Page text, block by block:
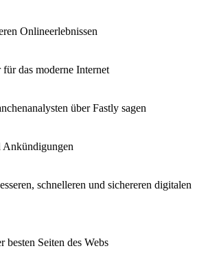
Onlineerlebnissen
das moderne Internet
über Fastly sagen
Ankündigungen
schnelleren und sichereren digitalen
besten Seiten des Webs